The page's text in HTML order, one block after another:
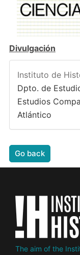
Divulgación
Instituto de
Dpto. de
Estudios
Atlántico
Go back
The aim of the